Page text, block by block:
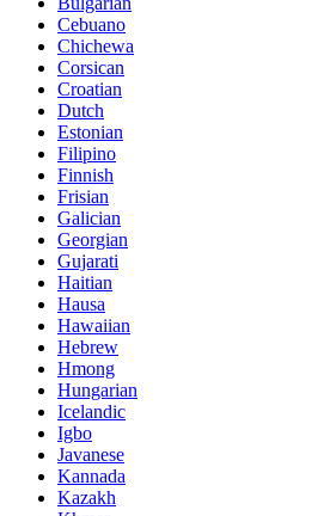
Cebuano
Chichewa
Corsican
Croatian
Dutch
Estonian
Filipino
Finnish
Frisian
Galician
Georgian
Gujarati
Haitian
Hausa
Hawaiian
Hebrew
Hmong
Hungarian
Icelandic
Igbo
Javanese
Kannada
Kazakh